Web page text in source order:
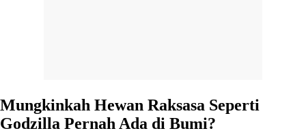
Mungkinkah Hewan Raksasa Seperti
Godzilla Pernah Ada di Bumi?